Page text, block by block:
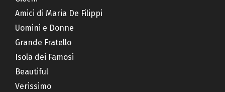
Amici di Maria De Filippi
Uomini e Donne
Grande Fratello
Isola dei Famosi
Beautiful
Verissimo